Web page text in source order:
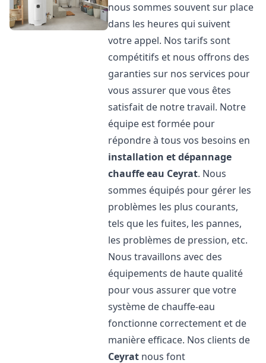
nous sommes souvent sur place
dans les heures qui suivent
votre appel. Nos tarifs sont
compétitifs et nous offrons des
garanties sur nos services pour
vous assurer que vous êtes
satisfait de notre travail. Notre
équipe est formée pour
répondre à tous vos besoins en
installation et dépannage
chauffe eau Ceyrat. Nous
sommes équipés pour gérer les
problèmes les plus courants,
tels que les fuites, les pannes,
les problèmes de pression, etc.
Nous travaillons avec des
équipements de haute qualité
pour vous assurer que votre
système de chauffe-eau
fonctionne correctement et de
manière efficace. Nos clients de
Ceyrat nous font